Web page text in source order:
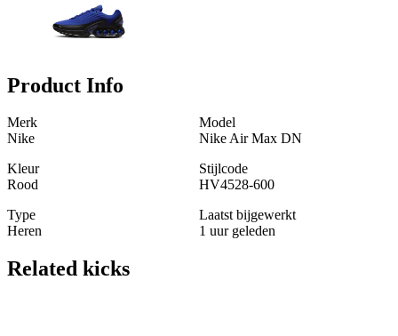
Product Info
Merk
Nike
Model
Nike Air Max DN
Kleur
Rood
Stijlcode
HV4528-600
Type
Heren
Laatst bijgewerkt
1 uur geleden
Related kicks